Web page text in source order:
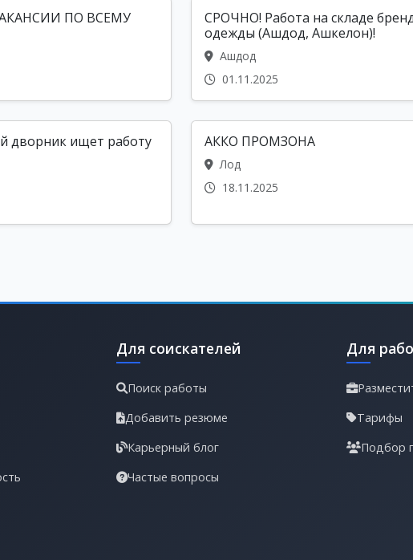
ПО ВСЕМУ
СРОЧНО! Работа на складе
одежды (Ашдод, Ашкелон)!
Ашдод
01.11.2025
дворник ищет работу
АККО ПРОМЗОНА
Лод
18.11.2025
Для соискателей
Поиск работы
Добавить резюме
Карьерный блог
Частые вопросы
Для
Тарифы
Подбор